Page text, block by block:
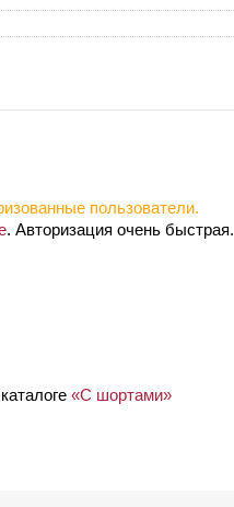
пользователи.
. Авторизация очень быстрая.
«С шортами»